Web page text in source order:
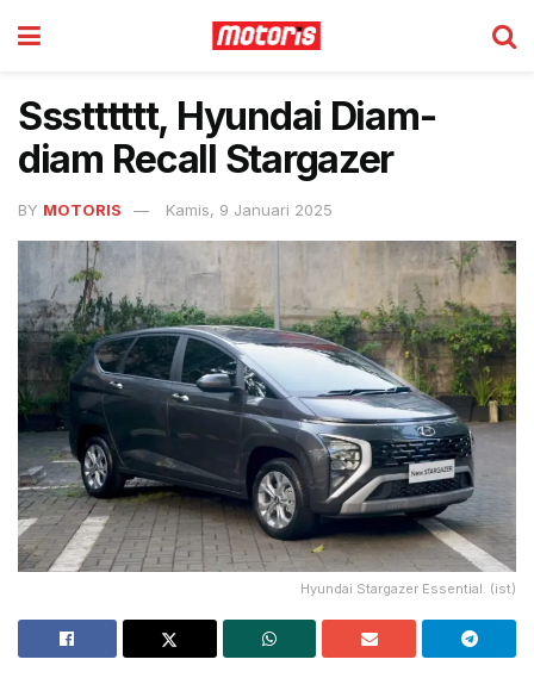
Ssstttttt, Hyundai Diam-
diam Recall Stargazer
BY MOTORIS Kamis, 9 Januari 2025
Hyundai Stargazer Essential. (ist)